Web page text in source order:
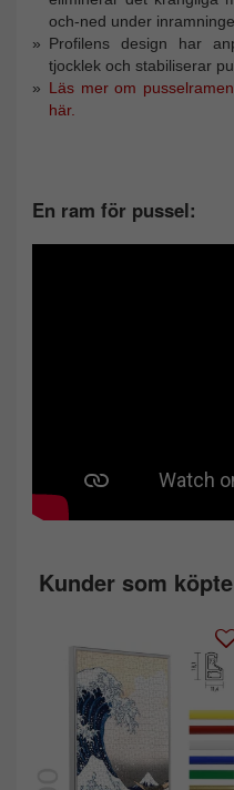
och-ned under
Profilens design har
tjocklek och stabiliserar
Läs mer om
här.
En ram för pussel:
Kunder som